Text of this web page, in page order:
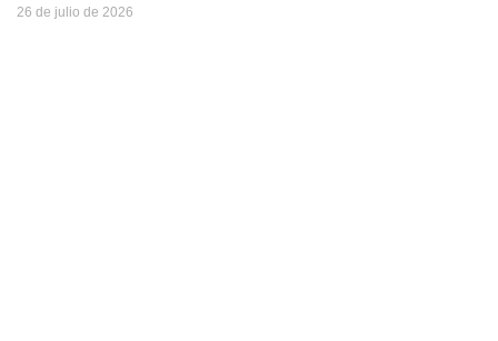
26 de julio de 2026